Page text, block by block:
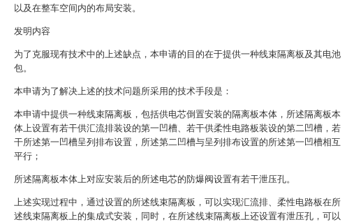
以及在整车空间内的布局安装。
发明内容
为了克服现有技术中的上述缺点，本申请的目的在于提供一种线束隔离板及其电池
包。
本申请为了解决上述的技术问题所采用的技术手段是：
本申请中提供一种线束隔离板，包括供电芯倒置安装的隔离板本体，所述隔离板本
体上设置有若干供汇流排装设的第一凹槽、若干供柔性电路板装设的第二凹槽，若
干所述第一凹槽呈列排布设置，所述第二凹槽与呈列排布设置的所述第一凹槽相互
平行；
所述隔离板本体上对应安装后的所述电芯的防爆阀设置有若干泄压孔。
上述实现过程中，通过设置的所述线束隔离板，可以实现汇流排、柔性电路板在所
述线束隔离板上的集成式安装，同时，在所述线束隔离板上还设置有泄压孔，可以